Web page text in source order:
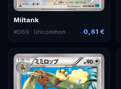
Miltank
#069 · Uncommon 0,61 €